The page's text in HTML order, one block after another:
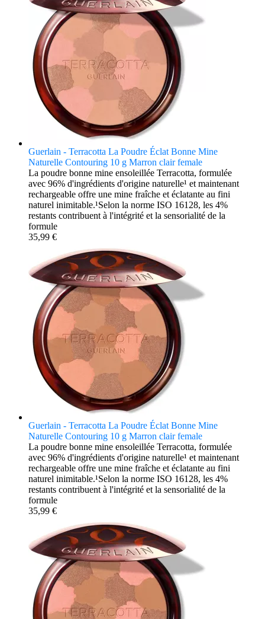
Guerlain - Terracotta La Poudre Éclat Bonne Mine
Naturelle Contouring 10 g Marron clair female
La poudre bonne mine ensoleillée Terracotta, formulée
avec 96% d'ingrédients d'origine naturelle¹ et maintenant
rechargeable offre une mine fraîche et éclatante au fini
naturel inimitable.¹Selon la norme ISO 16128, les 4%
restants contribuent à l'intégrité et la sensorialité de la
formule
35,99 €
Guerlain - Terracotta La Poudre Éclat Bonne Mine
Naturelle Contouring 10 g Marron clair female
La poudre bonne mine ensoleillée Terracotta, formulée
avec 96% d'ingrédients d'origine naturelle¹ et maintenant
rechargeable offre une mine fraîche et éclatante au fini
naturel inimitable.¹Selon la norme ISO 16128, les 4%
restants contribuent à l'intégrité et la sensorialité de la
formule
35,99 €